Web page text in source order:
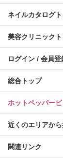
ネイルカタログ
美容クリニック
ログイン / 会員登
総合トップ
ホットペッパー
近くのエリアか
関連リンク